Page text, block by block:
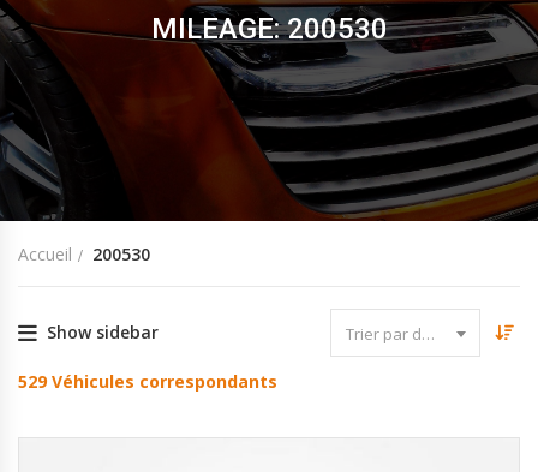
MILEAGE: 200530
Accueil 200530
Show sidebar Trier par date
529 Véhicules correspondants